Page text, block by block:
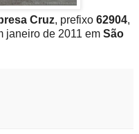
Cruz, prefixo 62904,
janeiro de 2011 em São